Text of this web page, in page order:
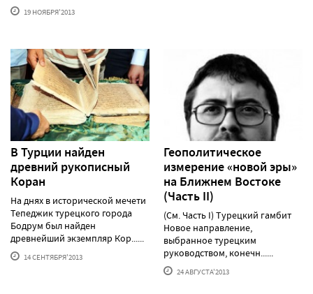
19 НОЯБРЯ'2013
В Турции найден
древний рукописный
Коран
На днях в исторической мечети
Тепеджик турецкого города
Бодрум был найден
древнейший экземпляр Кор......
14 СЕНТЯБРЯ'2013
Геополитическое
измерение «новой эры»
на Ближнем Востоке
(Часть II)
(См. Часть I) Турецкий гамбит
Новое направление,
выбранное турецким
руководством, конечн......
24 АВГУСТА'2013